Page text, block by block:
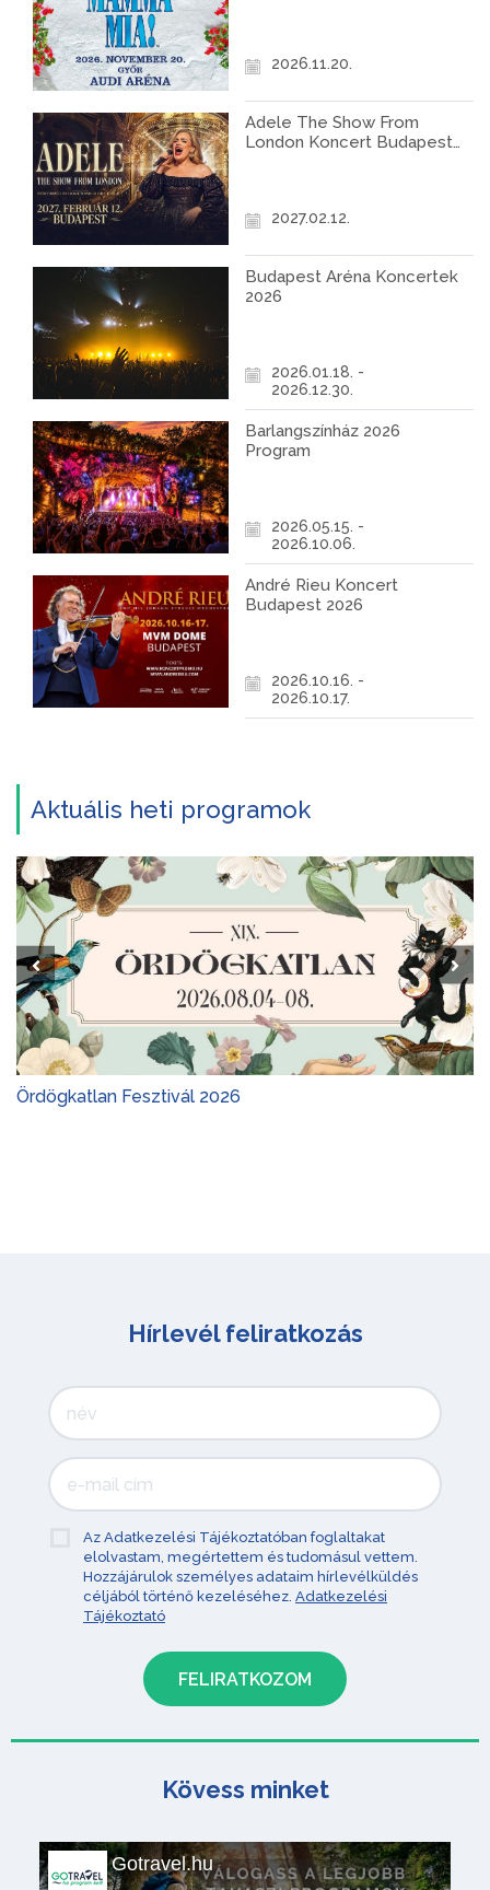
2026.11.20.
Adele The Show From
London Koncert Budapest
2027.02.12.
Budapest Aréna Koncertek
2026
2026.01.18. -
2026.12.30.
Barlangszínház 2026
Program
2026.05.15. -
2026.10.06.
André Rieu Koncert
Budapest 2026
2026.10.16. -
2026.10.17.
Aktuális heti programok
Ördögkatlan Fesztivál 2026
Hírlevél feliratkozás
Az Adatkezelési Tájékoztatóban foglaltakat
elolvastam, megértettem és tudomásul vettem.
Hozzájárulok személyes adataim hírlevélküldés
céljából történő kezeléséhez. Adatkezelési
Tájékoztató
Kövess minket
Gotravel.hu